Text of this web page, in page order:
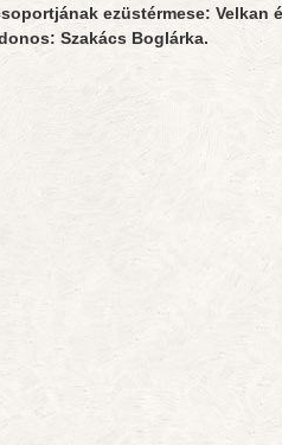
ezüstérmese: Velkan
Szakács Boglárka.